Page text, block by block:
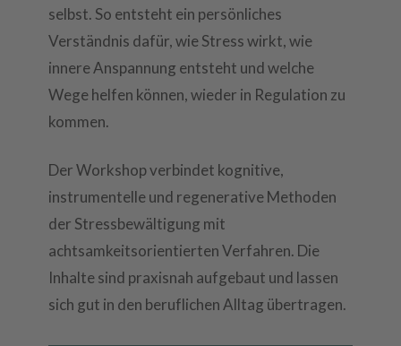
selbst. So entsteht ein persönliches
Verständnis dafür, wie Stress wirkt, wie
innere Anspannung entsteht und welche
Wege helfen können, wieder in Regulation zu
kommen.
Der Workshop verbindet kognitive,
instrumentelle und regenerative Methoden
der Stressbewältigung mit
achtsamkeitsorientierten Verfahren. Die
Inhalte sind praxisnah aufgebaut und lassen
sich gut in den beruflichen Alltag übertragen.